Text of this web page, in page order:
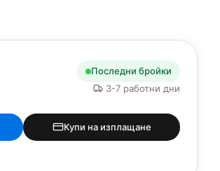
Последни бройки
3-7 работни дни
Купи на изплащане